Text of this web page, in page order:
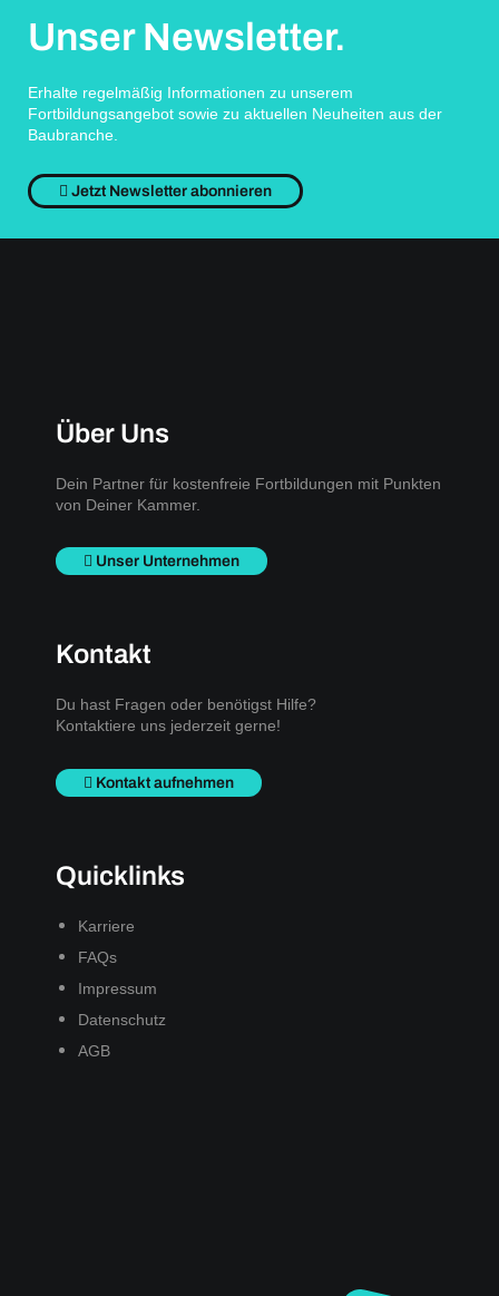
Unser Newsletter.
Erhalte regelmäßig Informationen zu unserem
Fortbildungsangebot sowie zu aktuellen Neuheiten aus der
Baubranche.
Jetzt Newsletter abonnieren
Über Uns
Dein Partner für kostenfreie Fortbildungen mit Punkten
von Deiner Kammer.
Unser Unternehmen
Kontakt
Du hast Fragen oder benötigst Hilfe?
Kontaktiere uns jederzeit gerne!
Kontakt aufnehmen
Quicklinks
Karriere
FAQs
Impressum
Datenschutz
AGB